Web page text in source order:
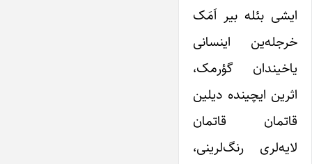
ایشی بئله بیر اَمَک
خرجله‌ین اینسانی
یاخیندان گؤرمک،
اثرین ایچینده دیلین
قاتمان قاتمان
لایه‌لری رنگ‌لرینی،